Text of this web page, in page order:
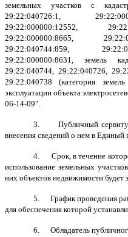
земельных участков с
29:22:040726:1,
29:22:000000:12552,
29:22:000000:8665,
29:22:040744:859,
29:22:000000:8631, земель
29:22:040744, 29:22:040726,
29:22:040738 (категория
эксплуатации объекта
06-14-09".
3. Публичный сервитут
внесения сведений о нем в Единый
4. Срок, в течение
использование земельных
них объектов недвижимости будет
5. График проведения
для обеспечения которой
6. Обладатель